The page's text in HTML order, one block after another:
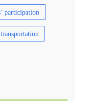
participation
transportation